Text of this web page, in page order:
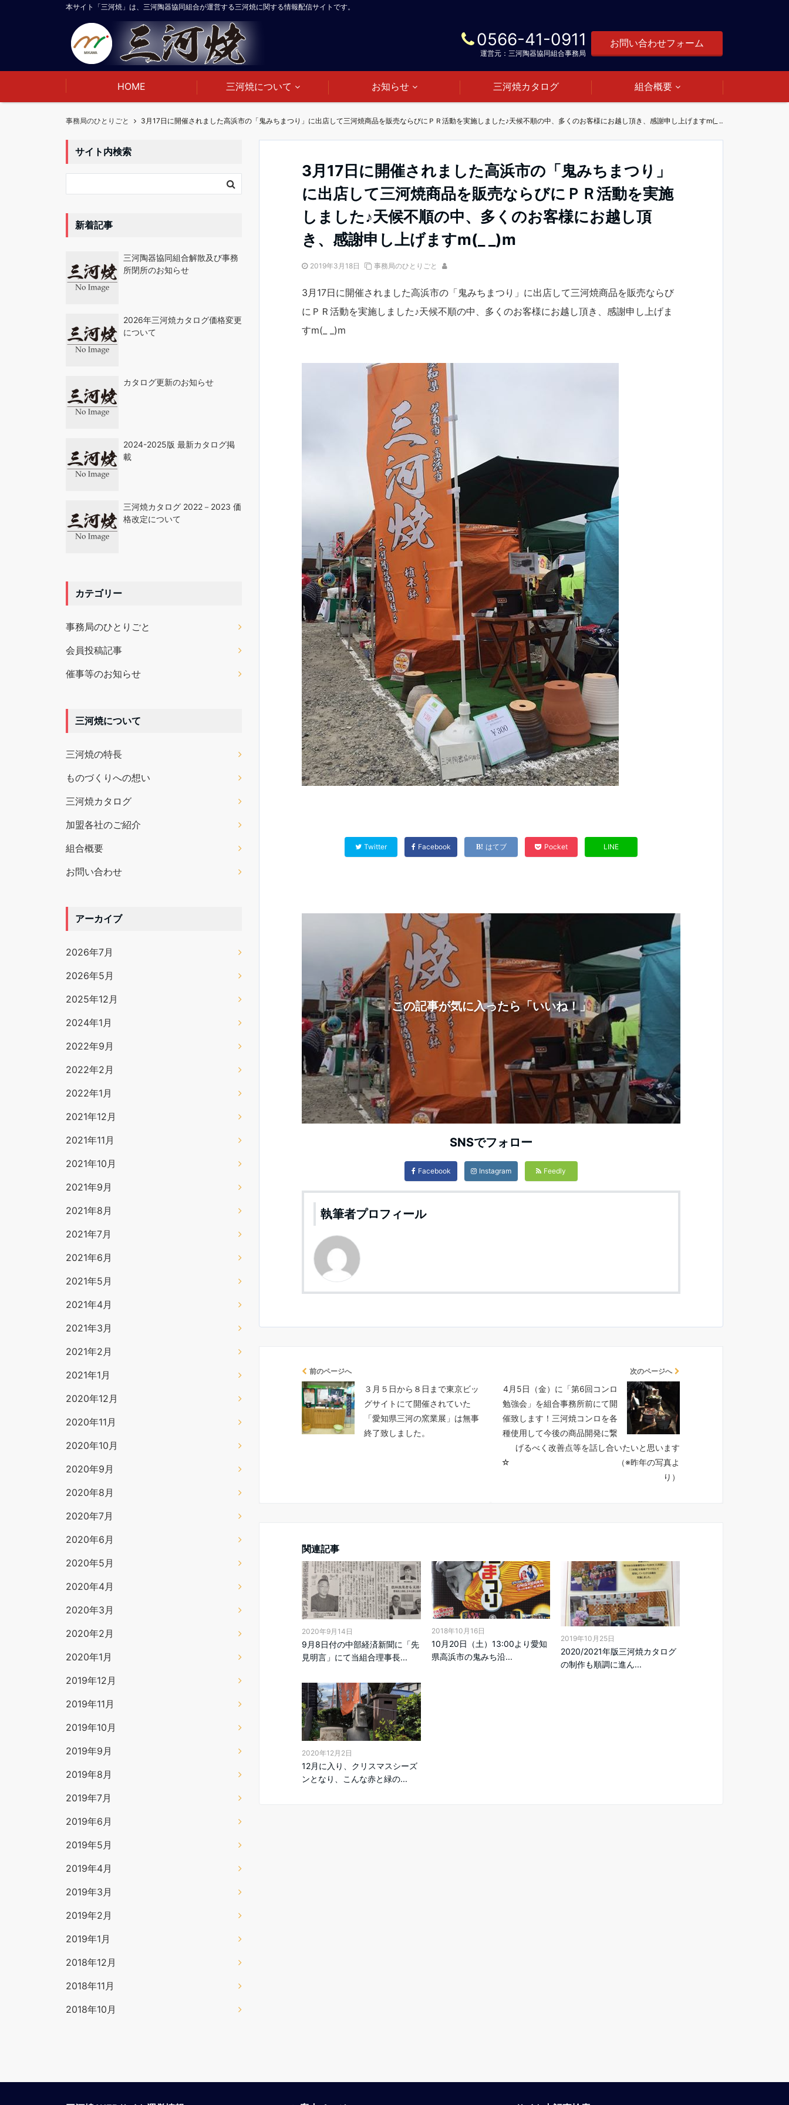
本サイト「三河焼」は、三河陶器協同組合が運営する三河焼に関する情報配信サイトです。
0566-41-0911
運営元：三河陶器協同組合事務局
お問い合わせフォーム
HOME 三河焼について お知らせ 三河焼カタログ 組合概要
事務局のひとりごと 3月17日に開催されました高浜市の「鬼みちまつり」に出店して三河焼商品を販売ならびにＰＲ活動を実施しました♪天候不順の中、多くのお客様にお越し頂き、感謝申し上げますm(_ _)m
3月17日に開催されました高浜市の「鬼みちまつり」
に出店して三河焼商品を販売ならびにＰＲ活動を実施
しました♪天候不順の中、多くのお客様にお越し頂
き、感謝申し上げますm(_ _)m
2019年3月18日 事務局のひとりごと
3月17日に開催されました高浜市の「鬼みちまつり」に出店して三河焼商品を販売ならび
にＰＲ活動を実施しました♪天候不順の中、多くのお客様にお越し頂き、感謝申し上げま
すm(_ _)m
Twitter Facebook はてブ Pocket LINE
この記事が気に入ったら「いいね！」
SNSでフォロー
Facebook Instagram Feedly
執筆者プロフィール
前のページへ
３月５日から８日まで東京ビッ
グサイトにて開催されていた
「愛知県三河の窯業展」は無事
終了致しました。
次のページへ
4月5日（金）に「第6回コンロ
勉強会」を組合事務所前にて開
催致します！三河焼コンロを各
種使用して今後の商品開発に繋
げるべく改善点等を話し合いたいと思います
☆ （※昨年の写真よ
り）
関連記事
2020年9月14日
9月8日付の中部経済新聞に「先
見明言」にて当組合理事長...
2018年10月16日
10月20日（土）13:00より愛知
県高浜市の鬼みち沿...
2019年10月25日
2020/2021年版三河焼カタログ
の制作も順調に進ん...
2020年12月2日
12月に入り、クリスマスシーズ
ンとなり、こんな赤と緑の...
サイト内検索
新着記事
三河陶器協同組合解散及び事務
所閉所のお知らせ
2026年三河焼カタログ価格変更
について
カタログ更新のお知らせ
2024-2025版 最新カタログ掲
載
三河焼カタログ 2022－2023 価
格改定について
カテゴリー
事務局のひとりごと
会員投稿記事
催事等のお知らせ
三河焼について
三河焼の特長
ものづくりへの想い
三河焼カタログ
加盟各社のご紹介
組合概要
お問い合わせ
アーカイブ
2026年7月
2026年5月
2025年12月
2024年1月
2022年9月
2022年2月
2022年1月
2021年12月
2021年11月
2021年10月
2021年9月
2021年8月
2021年7月
2021年6月
2021年5月
2021年4月
2021年3月
2021年2月
2021年1月
2020年12月
2020年11月
2020年10月
2020年9月
2020年8月
2020年7月
2020年6月
2020年5月
2020年4月
2020年3月
2020年2月
2020年1月
2019年12月
2019年11月
2019年10月
2019年9月
2019年8月
2019年7月
2019年6月
2019年5月
2019年4月
2019年3月
2019年2月
2019年1月
2018年12月
2018年11月
2018年10月